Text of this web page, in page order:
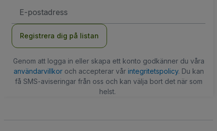
postadress
Registrera dig på listan
Genom att logga in eller skapa ett konto godkänner du våra
användarvillkoroch accepterar vår integritetspolicy. Du kan
få SMS-aviseringar från oss och kan välja bort det när som
helst.